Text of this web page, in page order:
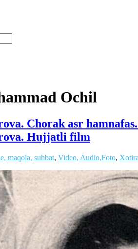
Ochil
Chorak asr
Hujjatli film
maqola, suhbat, Video, Audio,Foto,